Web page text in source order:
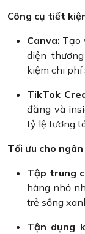
Công cụ tiết
Canva: Tạo
diện
kiệm chi phí
TikTok
đăng và
tỷ lệ tương
Tối ưu cho
Tập trung
hàng nhỏ
trẻ sống
Tận dụng